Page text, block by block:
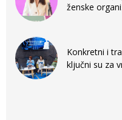
ženske
Konkretni i
ključni su za